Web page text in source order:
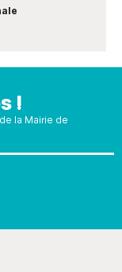
!
la Mairie de